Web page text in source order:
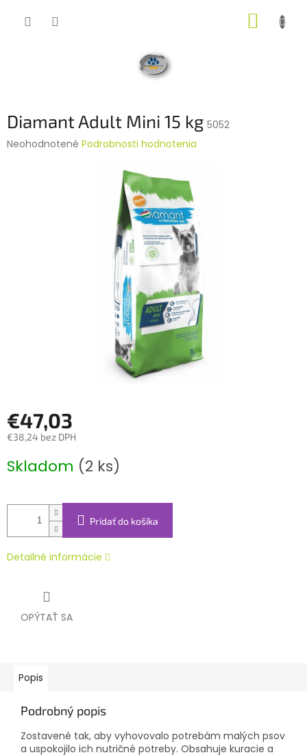
Diamant Adult Mini 15 kg 5052
Priemerné
Neohodnotené Podrobnosti hodnotenia
€47,03
€38,24 bez DPH
cena:
Skladom (2 ks)
Pridať do košíka
Detailné informácie
OPÝTAŤ SA
Popis
Podrobný popis
Zostavené tak, aby vyhovovalo potrebám malých psov
a uspokojilo ich nutričné potreby. Obsahuje kuracie a